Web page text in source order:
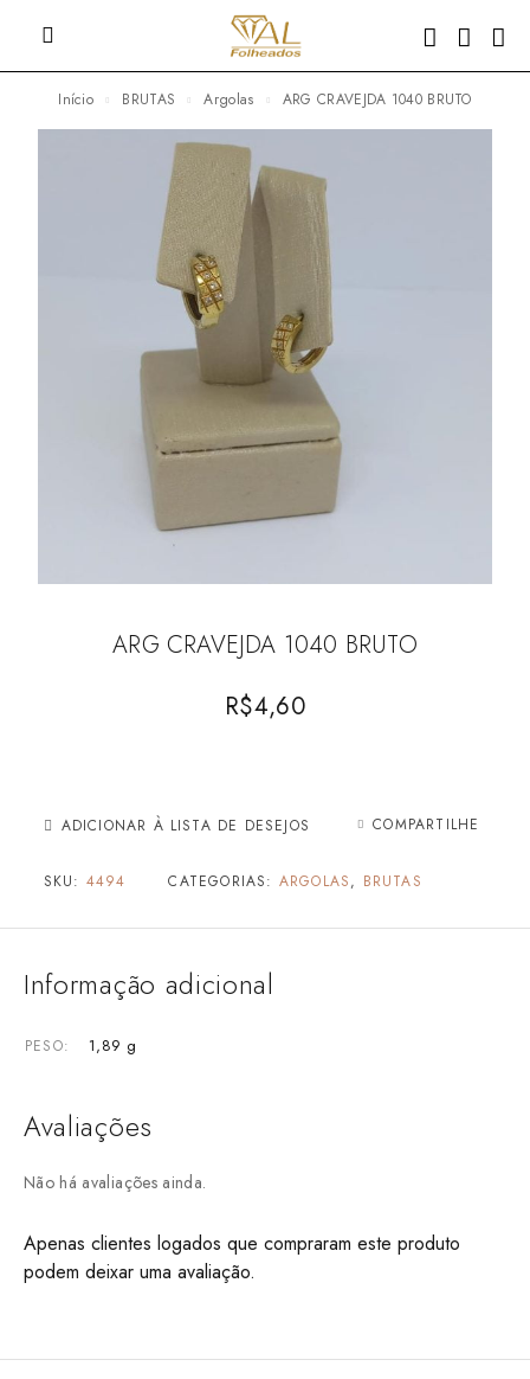
Início BRUTAS Argolas ARG CRAVEJDA 1040 BRUTO
ARG CRAVEJDA 1040 BRUTO
R$4,60
ADICIONAR À LISTA DE DESEJOS COMPARTILHE
SKU: 4494 CATEGORIAS: ARGOLAS, BRUTAS
Informação adicional
PESO 1,89 g
Avaliações
Não há avaliações ainda.
Apenas clientes logados que compraram este produto
podem deixar uma avaliação.